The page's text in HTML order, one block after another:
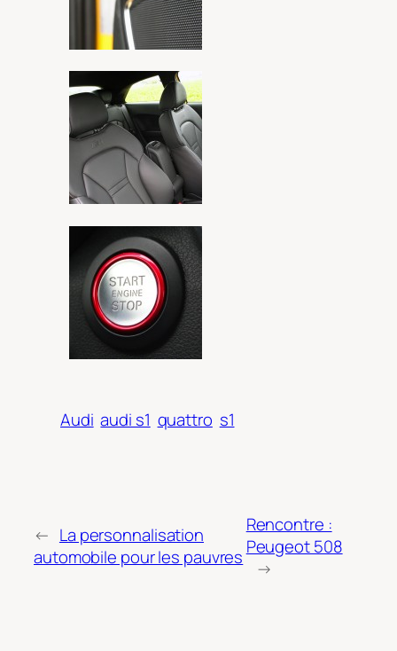
Audi audi s1 quattro s1
← La personnalisation
automobile pour les pauvres
Rencontre :
Peugeot 508
→